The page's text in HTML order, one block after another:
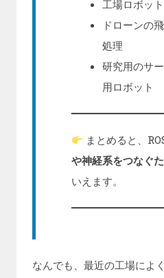
工場ロボッ
ドローンの
処理
研究用のサ
用ロボット
まとめると、
や神経系をつなぐ
いえます。
なんでも、最近の工場によ